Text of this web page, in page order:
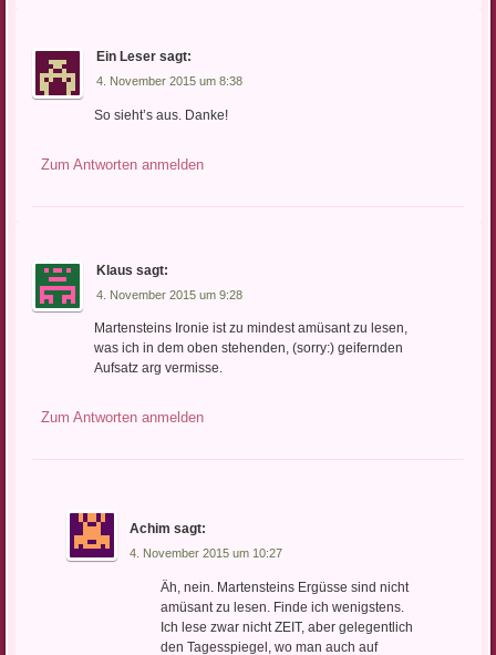
Ein Leser sagt:
4. November 2015 um 8:38
So sieht’s aus. Danke!
Zum Antworten anmelden
Klaus sagt:
4. November 2015 um 9:28
Martensteins Ironie ist zu mindest amüsant zu lesen,
was ich in dem oben stehenden, (sorry:) geifernden
Aufsatz arg vermisse.
Zum Antworten anmelden
Achim sagt:
4. November 2015 um 10:27
Äh, nein. Martensteins Ergüsse sind nicht
amüsant zu lesen. Finde ich wenigstens.
Ich lese zwar nicht ZEIT, aber gelegentlich
den Tagesspiegel, wo man auch auf